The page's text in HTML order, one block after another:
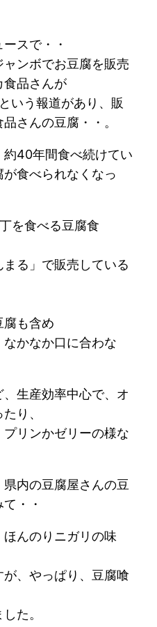
スで・・
ンボでお豆腐を販売
食品さんが
いう報道があり、販
さんの豆腐・・。
40年間食べ続けてい
食べられなくなっ
を食べる豆腐食
まる」で販売している
腐も含め
かなか口に合わな
生産効率中心で、オ
り、
リンかゼリーの様な
内の豆腐屋さんの豆
・・
んのりニガリの味
、やっぱり、豆腐喰
た。